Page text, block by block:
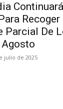
Parcial De
julio de 2025